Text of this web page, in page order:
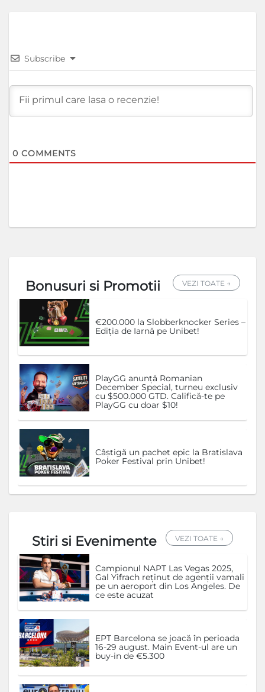
Subscribe
0 COMMENTS
Bonusuri si Promotii VEZI TOATE →
€200.000 la Slobberknocker Series –
Ediția de Iarnă pe Unibet!
PlayGG anunță Romanian
December Special, turneu exclusiv
cu $500.000 GTD. Califică-te pe
PlayGG cu doar $10!
Câștigă un pachet epic la Bratislava
Poker Festival prin Unibet!
Stiri si Evenimente VEZI TOATE →
Campionul NAPT Las Vegas 2025,
Gal Yifrach reținut de agenții vamali
pe un aeroport din Los Angeles. De
ce este acuzat
EPT Barcelona se joacă în perioada
16-29 august. Main Event-ul are un
buy-in de €5.300